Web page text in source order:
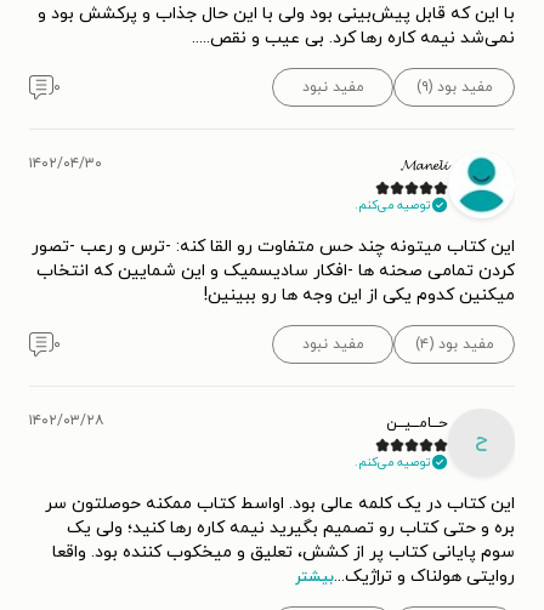
با این که قابل پیش‌بینی بود ولی با این حال جذاب و پرکشش بود و
نمی‌شد نیمه کاره رها کرد. بی عیب و نقص.....
مفید بود (۹) مفید نبود ۰
𝓜𝓪𝓷𝓮𝓵𝓲
توصیه می‌کنم.
۱۴۰۲/۰۴/۳۰
این کتاب میتونه چند حس متفاوت رو القا کنه: -ترس و رعب -تصور
کردن تمامی صحنه ها -افکار سادیسمیک و این شمایین که انتخاب
میکنین کدوم یکی از این وجه ها رو ببینین!
مفید بود (۴) مفید نبود ۰
ح
حـــامـــیـــن
توصیه می‌کنم.
۱۴۰۲/۰۳/۲۸
این کتاب در یک کلمه عالی بود. اواسط کتاب ممکنه حوصلتون سر
بره و حتی کتاب رو تصمیم بگیرید نیمه کاره رها کنید؛ ولی یک
سوم پایانی کتاب پر از کشش، تعلیق و میخکوب کننده بود. واقعا
روایتی هولناک و تراژیک...بیشتر